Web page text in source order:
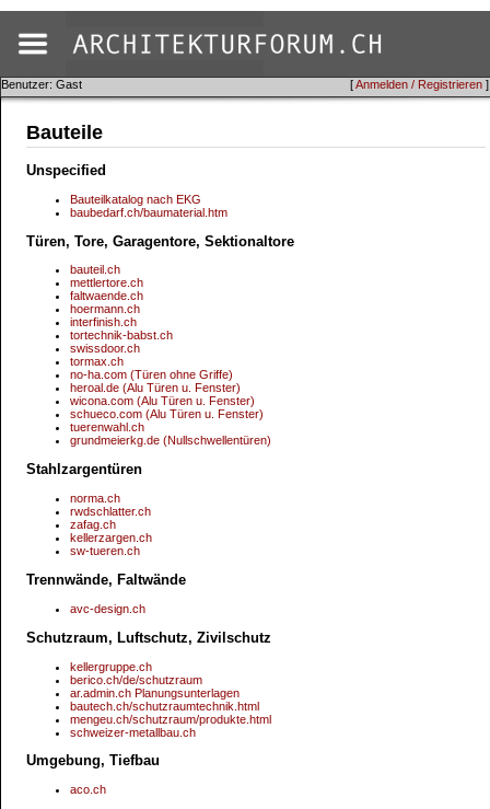
[Anmelden / Registrieren ]
Benutzer: Gast
Bauteile
Unspecified
Bauteilkatalog nach EKG
baubedarf.ch/baumaterial.htm
Türen, Tore, Garagentore, Sektionaltore
bauteil.ch
mettlertore.ch
faltwaende.ch
hoermann.ch
interfinish.ch
tortechnik-babst.ch
swissdoor.ch
tormax.ch
no-ha.com (Türen ohne Griffe)
heroal.de (Alu Türen u. Fenster)
wicona.com (Alu Türen u. Fenster)
schueco.com (Alu Türen u. Fenster)
tuerenwahl.ch
grundmeierkg.de (Nullschwellentüren)
Stahlzargentüren
norma.ch
rwdschlatter.ch
zafag.ch
kellerzargen.ch
sw-tueren.ch
Trennwände, Faltwände
avc-design.ch
Schutzraum, Luftschutz, Zivilschutz
kellergruppe.ch
berico.ch/de/schutzraum
ar.admin.ch Planungsunterlagen
bautech.ch/schutzraumtechnik.html
mengeu.ch/schutzraum/produkte.html
schweizer-metallbau.ch
Umgebung, Tiefbau
aco.ch